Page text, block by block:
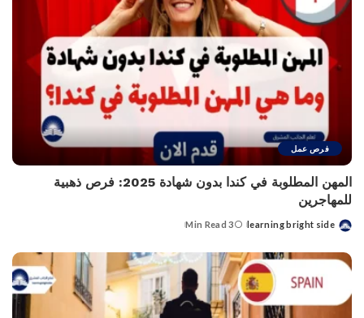
فرص عمل
المهن المطلوبة في كندا بدون شهادة 2025: فرص ذهبية
للمهاجرين
Posted
learning bright side
3 Min Read